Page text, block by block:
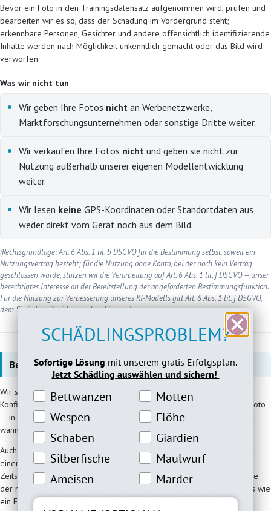
Bevor ein Foto in den Trainingsdatensatz aufgenommen wird, prüfen und
bearbeiten wir es so, dass der Schädling im Vordergrund steht;
erkennbare Personen, Gesichter und andere offensichtlich identifizierende
Inhalte werden nach Möglichkeit unkenntlich gemacht oder das Bild wird
verworfen.
Was wir nicht tun
Wir geben Ihre Fotos nicht an Werbenetzwerke,
Marktforschungsunternehmen oder sonstige Dritte weiter.
Wir verkaufen Ihre Fotos nicht und geben sie nicht zur
Nutzung außerhalb unserer eigenen Modellentwicklung
weiter.
Wir lesen keine GPS-Koordinaten oder Standortdaten aus,
weder direkt vom Gerät noch aus dem Bild.
(Rechtsgrundlage: Art. 6 Abs. 1 lit. b DSGVO für die Bestimmung selbst, soweit ein
Nutzungsvertrag besteht; für die Nutzung ohne Konto, bei der noch kein Vertrag
geschlossen wurde, stützen wir die Verarbeitung auf Art. 6 Abs. 1 lit. f DSGVO — unser
berechtigtes Interesse an der Bereitstellung der angeforderten Bestimmungsfunktion.
Für die Nutzung zur Verbesserung unseres KI-Modells gilt Art. 6 Abs. 1 lit. f DSGVO,
dem Sie jederzeit widersprechen können.)
Bestimmungsverlauf und manuelle Bestimmung
Wir speichern die Ergebnisse Ihrer Bestimmungen — Schädlingsart,
Konfidenzwert, Zeitstempel und (sofern vorhanden) das zugehörige Foto
— in Ihrem persönlichen Verlauf. So können Sie nachschlagen, was Sie
wann bestimmt haben.
Auch die manuelle Bestimmung über den Frage-Antwort-Weg führt zu
einem Verlaufseintrag (Antworten auf die Fragen, bestimmte Art,
Zeitstempel). Standardmäßig wird hier kein Foto gespeichert. Wenn Sie
der manuellen Bestimmung jedoch selbst ein Foto hinzufügen, wird es wie
ein Foto aus der Fotobestimmung behandelt und gespeichert (siehe
SCHÄDLINGSPROBLEM?
Sofortige Lösung mit unserem gratis Erfolgsplan.
Jetzt Schädling auswählen und sichern!
Bettwanzeninteresse
Bettwanzen Motteninteresse
Motten
Wespeninteresse
Wespen Flöheinteresse
Flöhe
Schabeninteresse
Schaben Giardien Interesse
Giardien
Silberfische Interesse
Silberfische Maulwurfinteresse
Maulwurf
Ameiseninteresse
Ameisen Marderinteresse
Marder